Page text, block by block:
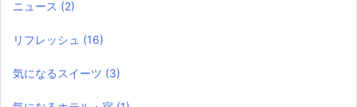
ニュース (2)
リフレッシュ (16)
気になるスイーツ (3)